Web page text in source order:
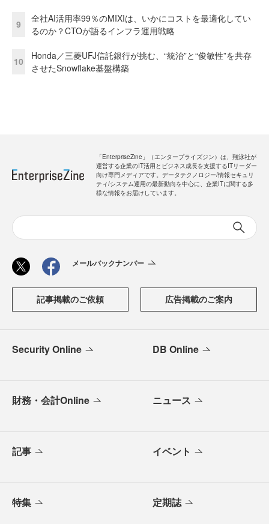
9
全社AI活用率99％のMIXIは、いかにコストを最適化してい
るのか？CTOが語るインフラ運用戦略
10
Honda／三菱UFJ信託銀行が挑む、“統治”と“俊敏性”を共存
させたSnowflake基盤構築
「EnterpriseZine」（エンタープライズジン）は、翔泳社が
運営する企業のIT活用とビジネス成長を支援するITリーダー
向け専門メディアです。データテクノロジー/情報セキュリ
ティ/システム運用の最新動向を中心に、企業ITに関する多
様な情報をお届けしています。
メールバックナンバー
記事掲載のご依頼 広告掲載のご案内
Security Online DB Online
財務・会計Online ニュース
記事 イベント
特集 定期誌